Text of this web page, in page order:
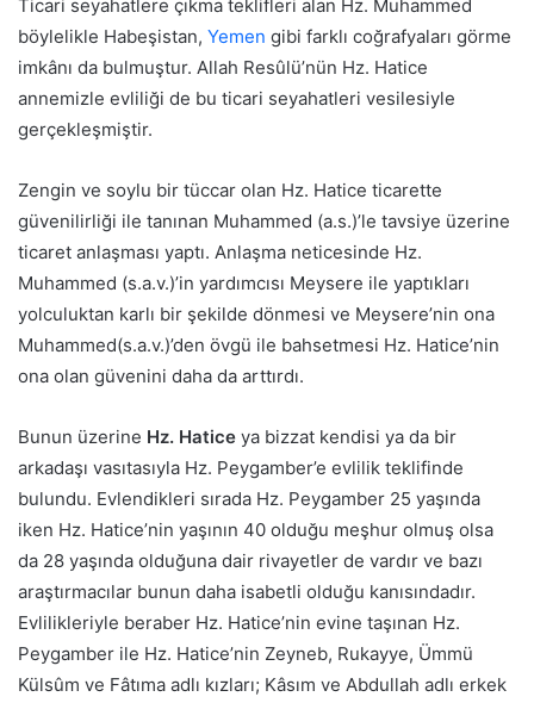
Ticari seyahatlere çıkma teklifleri alan Hz. Muhammed
böylelikle Habeşistan, Yemen gibi farklı coğrafyaları görme
imkânı da bulmuştur. Allah Resûlü’nün Hz. Hatice
annemizle evliliği de bu ticari seyahatleri vesilesiyle
gerçekleşmiştir.
Zengin ve soylu bir tüccar olan Hz. Hatice ticarette
güvenilirliği ile tanınan Muhammed (a.s.)’le tavsiye üzerine
ticaret anlaşması yaptı. Anlaşma neticesinde Hz.
Muhammed (s.a.v.)’in yardımcısı Meysere ile yaptıkları
yolculuktan karlı bir şekilde dönmesi ve Meysere’nin ona
Muhammed(s.a.v.)’den övgü ile bahsetmesi Hz. Hatice’nin
ona olan güvenini daha da arttırdı.
Bunun üzerine Hz. Hatice ya bizzat kendisi ya da bir
arkadaşı vasıtasıyla Hz. Peygamber’e evlilik teklifinde
bulundu. Evlendikleri sırada Hz. Peygamber 25 yaşında
iken Hz. Hatice’nin yaşının 40 olduğu meşhur olmuş olsa
da 28 yaşında olduğuna dair rivayetler de vardır ve bazı
araştırmacılar bunun daha isabetli olduğu kanısındadır.
Evlilikleriyle beraber Hz. Hatice’nin evine taşınan Hz.
Peygamber ile Hz. Hatice’nin Zeyneb, Rukayye, Ümmü
Külsûm ve Fâtıma adlı kızları; Kâsım ve Abdullah adlı erkek